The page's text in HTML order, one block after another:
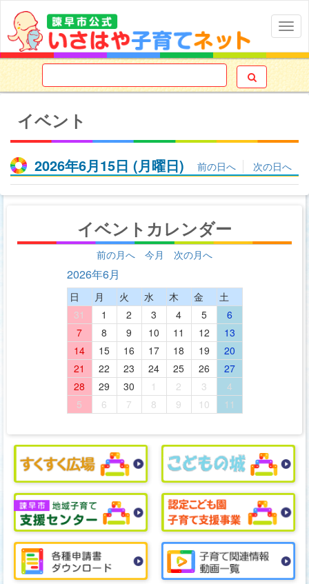

イベント
2026年6月15日 (月曜日) 前の日へ 次の日へ
イベントカレンダー
前の月へ 今月 次の月へ
2026年6月
日 月 火 水 木 金
土
31
1 2 3 4 5
6
7
8 9 10 11 12
13
14
15 16 17 18 19
20
21
22 23 24 25 26
27
28
29 30 1 2 3
4
5
6 7 8 9 10 11